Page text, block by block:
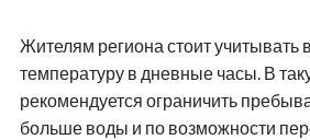
Жителям региона стоит учитывать
температуру в дневные часы. В
рекомендуется ограничить
больше воды и по возможности